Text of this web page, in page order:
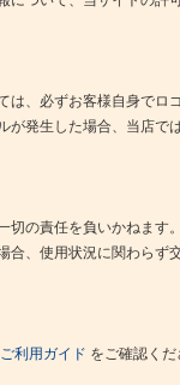
は、必ずお客様自身でロ
が発生した場合、当店で
切の責任を負いかねます
合、使用状況に関わらず
ご利用ガイド をご確認くだ